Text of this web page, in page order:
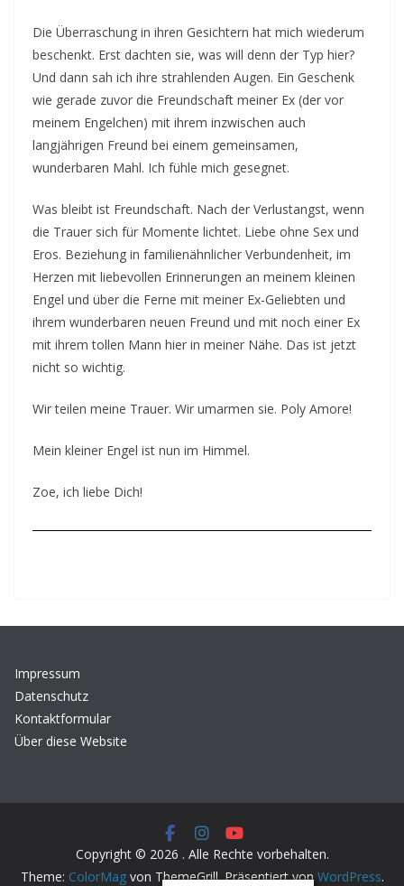
Die Überraschung in ihren Gesichtern hat mich wiederum
beschenkt. Erst dachten sie, was will denn der Typ hier?
Und dann sah ich ihre strahlenden Augen. Ein Geschenk
wie gerade zuvor die Freundschaft meiner Ex (der vor
meinem Engelchen) mit ihrem inzwischen auch
langjährigen Freund bei einem gemeinsamen,
wunderbaren Mahl. Ich fühle mich gesegnet.
Was bleibt ist Freundschaft. Nach der Verlustangst, wenn
die Trauer sich für Momente lichtet. Liebe ohne Sex und
Eros. Beziehung in familienähnlicher Verbundenheit, im
Herzen mit liebevollen Erinnerungen an meinem kleinen
Engel und über die Ferne mit meiner Ex-Geliebten und
ihrem wunderbaren neuen Freund und mit noch einer Ex
mit ihrem tollen Mann hier in meiner Nähe. Das ist jetzt
nicht so wichtig.
Wir teilen meine Trauer. Wir umarmen sie. Poly Amore!
Mein kleiner Engel ist nun im Himmel.
Zoe, ich liebe Dich!
Impressum
Datenschutz
Kontaktformular
Über diese Website
Copyright © 2026 . Alle Rechte vorbehalten.
Theme: ColorMagvon ThemeGrill. Präsentiert von WordPress.